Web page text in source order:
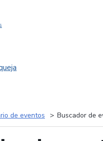
de eventos Buscador de